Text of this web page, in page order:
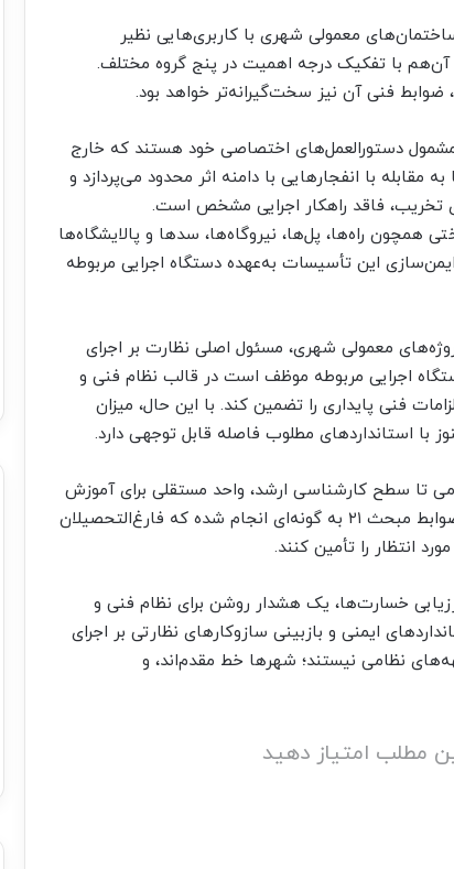
معمولی شهری با کاربری‌هایی نظیر
آن‌هم با تفکیک درجه اهمیت در پنج گروه مختلف.
فنی آن نیز سخت‌گیرانه‌تر خواهد بود.
دستورالعمل‌های اختصاصی خود هستند که خارج
این مقررات قرار می‌گیرند. همچنین، مبحث ۲۱ تنها به مقابله با انفجارهایی با دامنه اثر محدود می‌پردازد و
تخریب، فاقد راهکار اجرایی مشخص است.
همچون راه‌ها، پل‌ها، نیروگاه‌ها، سدها و پالایشگاه‌ها
این تأسیسات به‌عهده دستگاه اجرایی مربوطه
معمولی شهری، مسئول اصلی نظارت بر اجرای
اجرایی مربوطه موظف است در قالب نظام فنی و
فنی پایداری را تضمین کند. با این حال، میزان
با استانداردهای مطلوب فاصله قابل توجهی دارد.
تا سطح کارشناسی ارشد، واحد مستقلی برای آموزش
ضوابط پایداری سازه‌ای ارائه نمی‌شود. با این حال، تدوین ضوابط مبحث ۲۱ به گونه‌ای انجام شده که فارغ‌التحصیلان
انتظار را تأمین کنند.
تجربه جنگ ۱۲روزه اخیر و ارزیابی خسارت‌ها، یک هشدار روشن برای نظام فنی و
ایمنی و بازبینی سازوکارهای نظارتی بر اجرای
نظامی نیستند؛ شهرها خط مقدم‌اند، و
مطلب امتیاز دهید